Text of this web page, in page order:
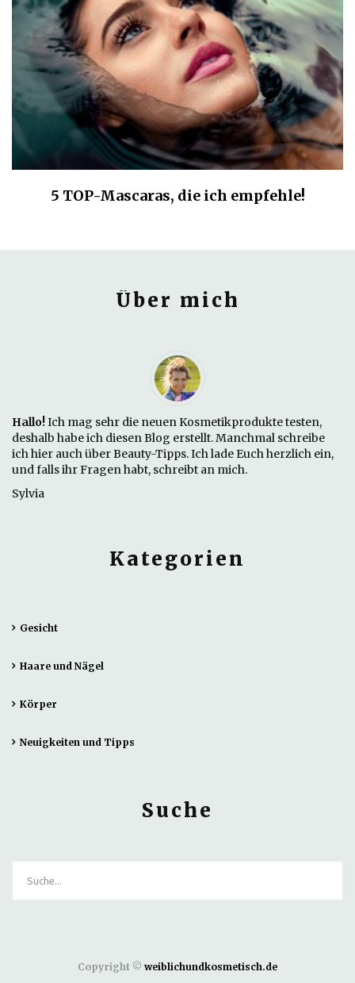
5 TOP-Mascaras, die ich empfehle!
Über mich
Hallo!Ich mag sehr die neuen Kosmetikprodukte testen,
deshalb habe ich diesen Blog erstellt. Manchmal schreibe
ich hier auch über Beauty-Tipps. Ich lade Euch herzlich ein,
und falls ihr Fragen habt, schreibt an mich.
Sylvia
Kategorien
Gesicht
Haare und Nägel
Körper
Neuigkeiten und Tipps
Suche
Copyright © weiblichundkosmetisch.de